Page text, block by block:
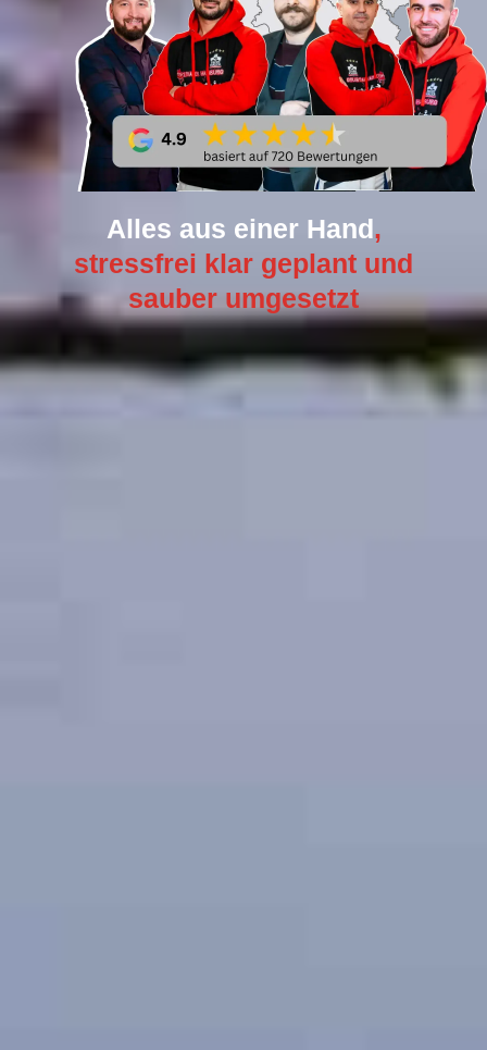
Alles aus einer Hand,
stressfrei klar geplant und
sauber umgesetzt